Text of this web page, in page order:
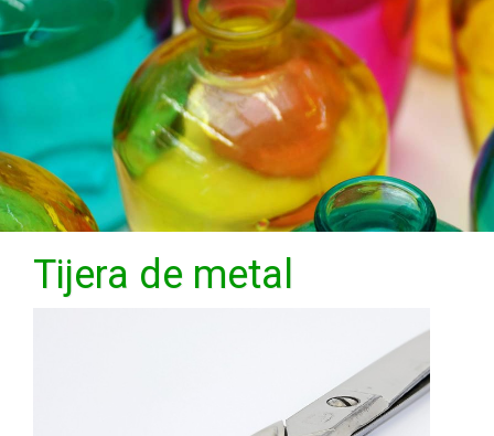
Tijera de metal